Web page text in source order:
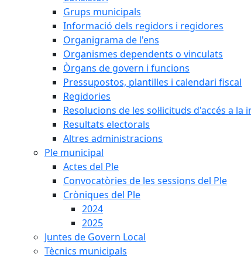
Grups municipals
Informació dels regidors i regidores
Organigrama de l'ens
Organismes dependents o vinculats
Òrgans de govern i funcions
Pressupostos, plantilles i calendari fiscal
Regidories
Resolucions de les sol·licituds d'accés a
Resultats electorals
Altres administracions
Ple municipal
Actes del Ple
Convocatòries de les sessions del Ple
Cròniques del Ple
2024
2025
Juntes de Govern Local
Tècnics municipals